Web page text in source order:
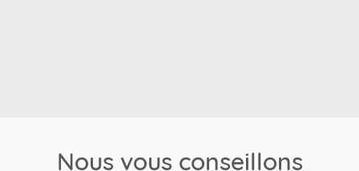
Nous vous conseillons